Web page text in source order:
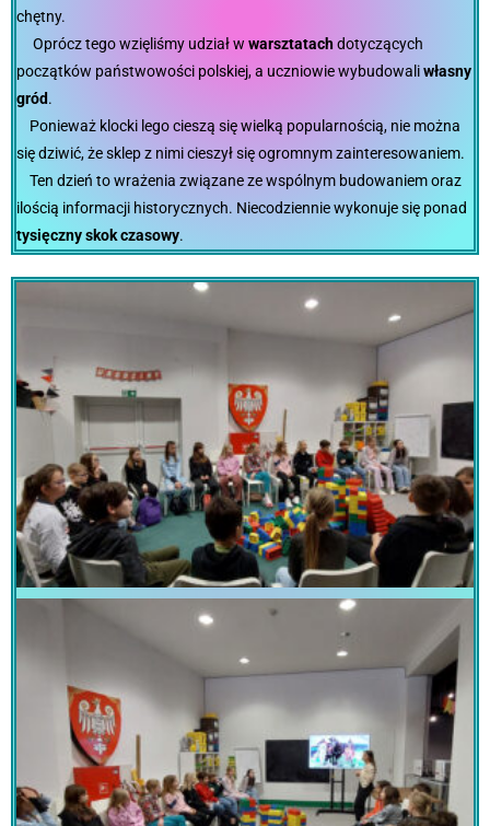
chętny.
Oprócz tego wzięliśmy udział w warsztatachdotyczących
początków państwowości polskiej, a uczniowie wybudowaliwłasny
gród.
Ponieważ klocki lego cieszą się wielką popularnością, nie można
się dziwić, że sklep z nimi cieszył się ogromnym zainteresowaniem.
Ten dzień to wrażenia związane ze wspólnym budowaniem oraz
ilością informacji historycznych. Niecodziennie wykonuje się ponad
tysięczny skok czasowy.